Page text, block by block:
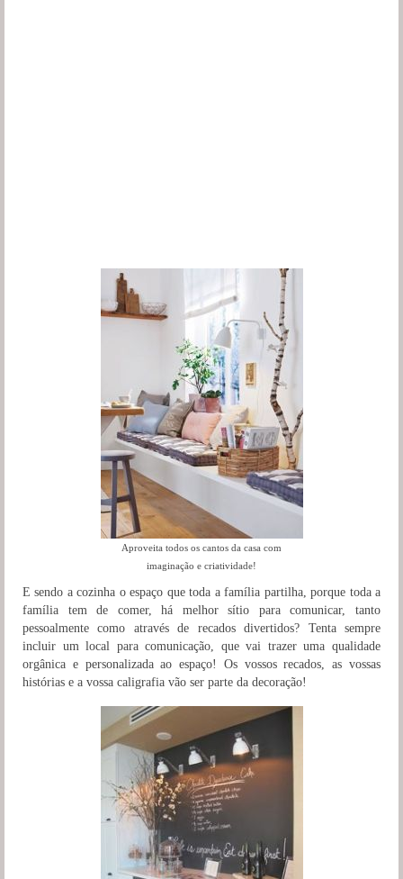
Aproveita todos os cantos da casa com
imaginação e criatividade!
E sendo a cozinha o espaço que toda a família partilha, porque toda a
família tem de comer, há melhor sítio para comunicar, tanto
pessoalmente como através de recados divertidos? Tenta sempre
incluir um local para comunicação, que vai trazer uma qualidade
orgânica e personalizada ao espaço! Os vossos recados, as vossas
histórias e a vossa caligrafia vão ser parte da decoração!